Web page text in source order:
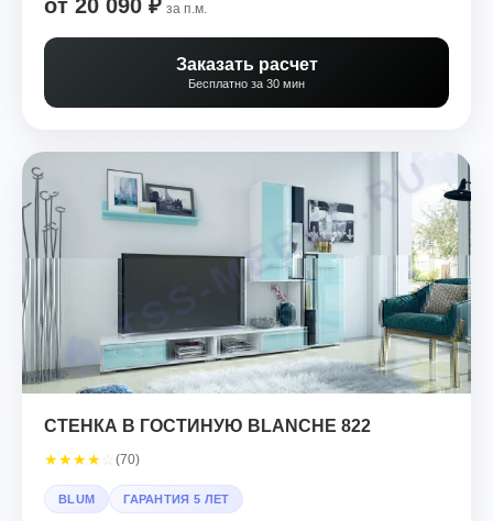
от 20 090 ₽ за п.м.
Заказать расчет
Бесплатно за 30 мин
СТЕНКА В ГОСТИНУЮ BLANCHE 822
★★★★ (70)
BLUM ГАРАНТИЯ 5 ЛЕТ